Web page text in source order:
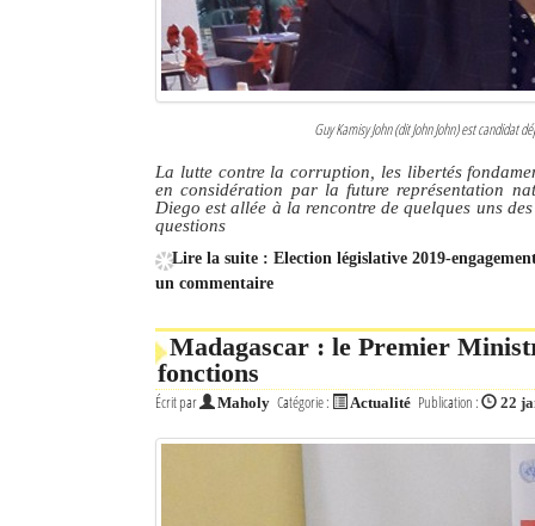
Connexion
Identifiant oublié ?
Guy Kamisy John (dit John John) est candidat
La lutte contre la corruption, les libertés
en considération par la future représentation
Diego est allée à la rencontre de quelques uns
questions
Lire la suite : Election législative 2019-
un commentaire
Madagascar : le Premier
fonctions
Écrit par Maholy Catégorie : Actualité Publication : 22